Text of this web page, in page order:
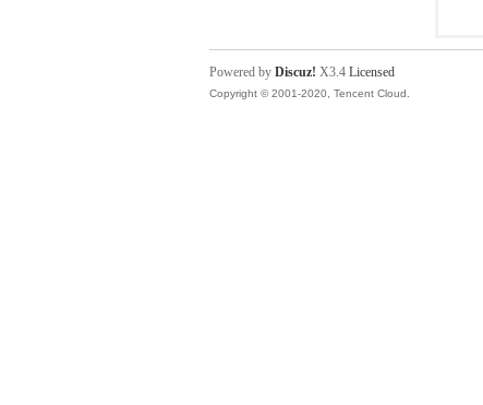
Powered by Discuz! X3.4 Licensed
Copyright © 2001-2020, Tencent Cloud.